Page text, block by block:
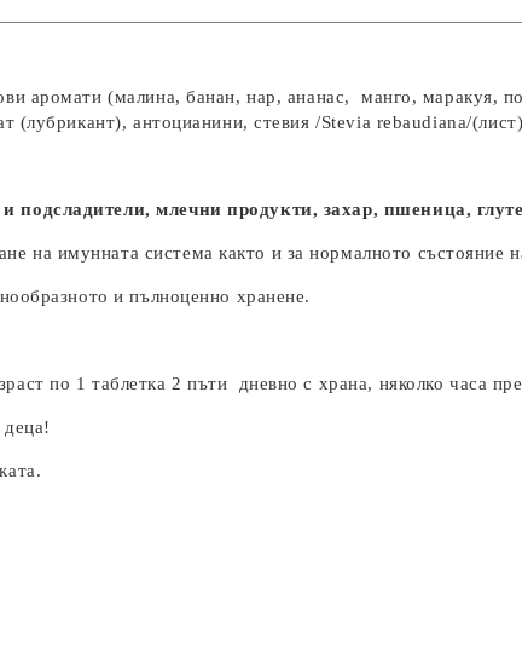
аромати (малина, банан, нар, ананас, манго, маракуя,
(лубрикант), антоцианини, стевия/Stevia rebaudiana/
и подсладители, млечни продукти, захар, пшеница,
на имунната система както и за нормалното състояние
и пълноценно хранене.
по 1 таблетка 2 пъти дневно с храна, няколко часа